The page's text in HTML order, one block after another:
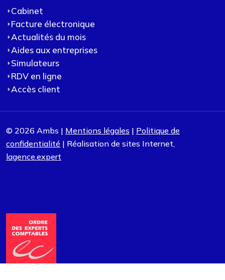
Cabinet
Facture électronique
Actualités du mois
Aides aux entreprises
Simulateurs
RDV en ligne
Accès client
© 2026 Ambs | Mentions légales | Politique de
confidentialité | Réalisation de sites Internet,
lagence.expert